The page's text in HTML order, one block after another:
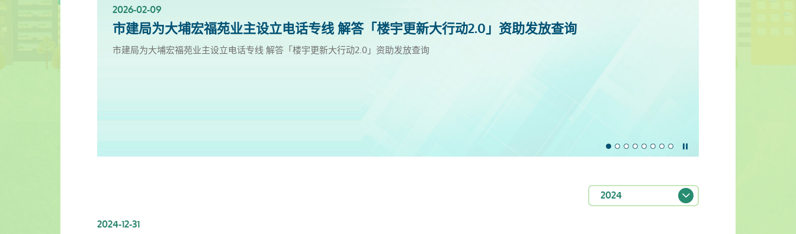
2026-02-09
市建局为大埔宏福苑业主设立电话专线 解答「楼宇更新大行动2.0」资助发放查询
市建局为大埔宏福苑业主设立电话专线 解答「楼宇更新大行动2.0」资助发放查询
2025-11-18
新影片上架✨- 楼宇保养之道
新影片上架✨- 楼宇保养之道
2025-10-13
服务升级！楼宇复修资源中心延长开放时间 [周一至周日]
服务升级！楼宇复修资源中心延长开放时间 [周一至周日]
2025-09-30
「楼宇复修公司资料库」已於2025年9月更新
「楼宇复修公司资料库」已於2025年9月更新
2025-06-27
「楼宇复修公司资料库」已於2025年6月更新
「楼宇复修公司资料库」已於2025年6月更新
2025-03-25
「楼宇复修公司资料库」已於2025年3月更新
「楼宇复修公司资料库」已於2025年3月更新
2025-01-10
市区更新电视特辑
市建局与无綫电视合作推出《旧区更新：业主齐心 修「新」满分》电视特辑，以趣剧形式与观众深入浅出探讨楼宇老化的根本性问题，并就楼宇复
2024-12-31
「楼宇复修公司资料库」已於2024年12月更新
「楼宇复修公司资料库」已於2024年12月更新
2024
2024-12-31